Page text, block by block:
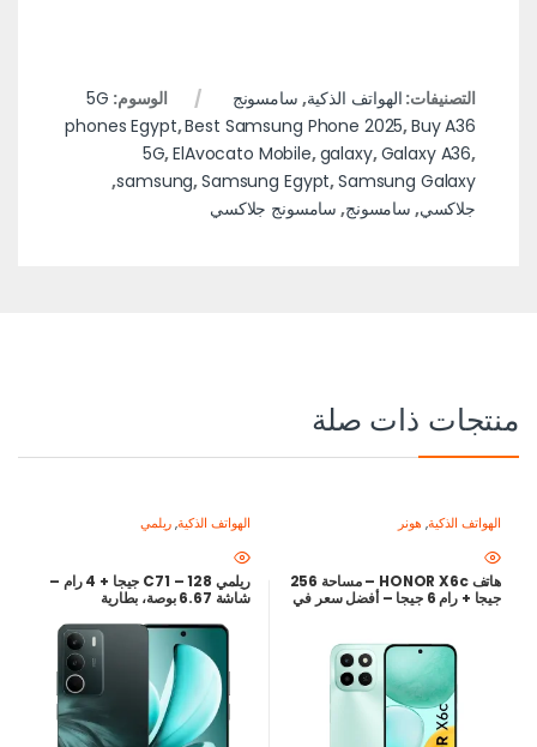
التصنيفات: الهواتف الذكية, سامسونج الوسوم: 5G
phones Egypt,Best Samsung Phone 2025,Buy A36
5G,ElAvocato Mobile,galaxy,Galaxy A36,
samsung,Samsung Egypt,Samsung Galaxy
,
جلاكسي, سامسونج, سامسونج جلاكسي
منتجات ذات صلة
الهواتف الذكية, هونر
هاتف HONOR X6c – مساحة 256
جيجا + رام 6 جيجا – أفضل سعر في
الهواتف الذكية,ريلمي
ريلمي C71 – 128 جيجا + 4 رام –
شاشة 6.67 بوصة، بطارية
– لون أخضر – أرخص سعر في مصر